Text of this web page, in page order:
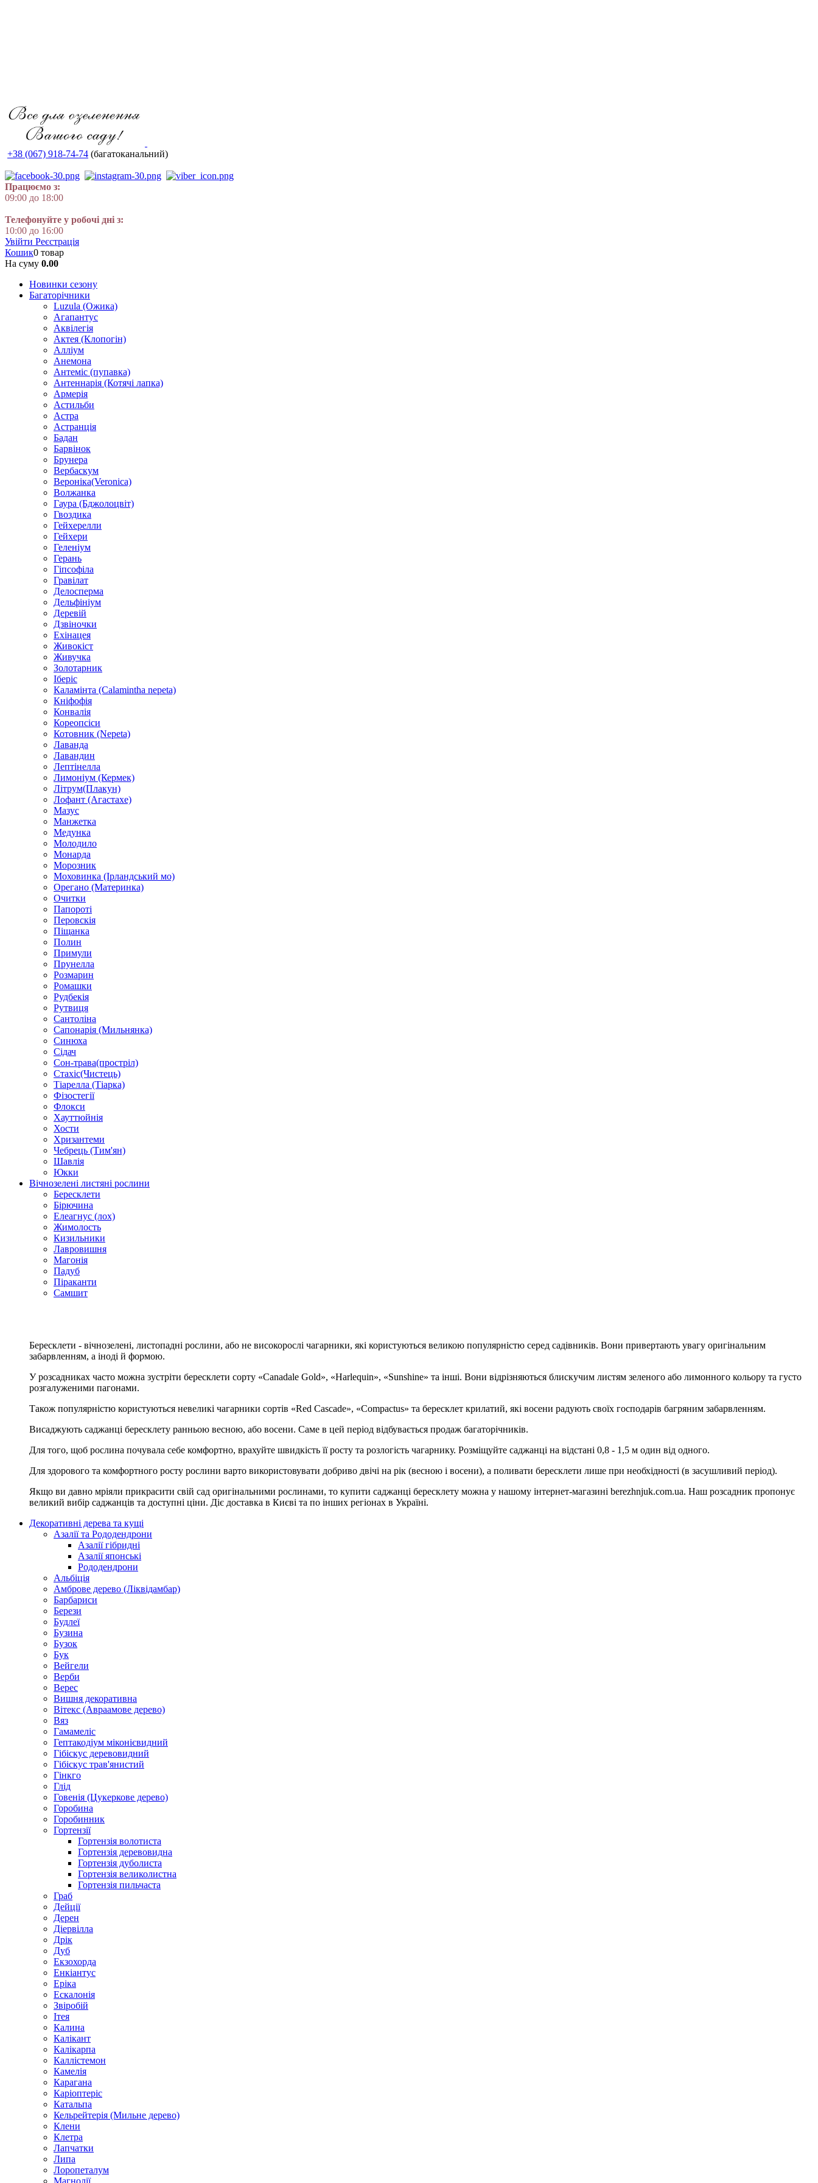
+38 (067) 918-74-74 (багатоканальний)
Працюємо з:
09:00 до 18:00
Телефонуйте у робочі дні з:
10:00 до 16:00
Увійти Реєстрація
Кошик0 товар
На суму 0.00
Новинки сезону
Багаторічники
Luzula (Ожика)
Агапантус
Аквілегія
Актея (Клопогін)
Алліум
Анемона
Антеміс (пупавка)
Антеннарія (Котячі лапка)
Армерія
Астильби
Астра
Астранція
Бадан
Барвінок
Брунера
Вербаскум
Вероніка(Veronica)
Волжанка
Гаура (Бджолоцвіт)
Гвоздика
Гейхерелли
Гейхери
Геленіум
Герань
Гіпсофіла
Гравілат
Делосперма
Дельфініум
Деревій
Дзвіночки
Ехінацея
Живокіст
Живучка
Золотарник
Іберіс
Каламінта (Calamintha nepeta)
Кніфофія
Конвалія
Кореопсіси
Котовник (Nepeta)
Лаванда
Лавандин
Лептінелла
Лимоніум (Кермек)
Літрум(Плакун)
Лофант (Агастахе)
Мазус
Манжетка
Медунка
Молодило
Монарда
Морозник
Моховинка (Ірландський мо)
Орегано (Материнка)
Очитки
Папороті
Перовскія
Піщанка
Полин
Примули
Прунелла
Розмарин
Ромашки
Рудбекія
Рутвиця
Сантоліна
Сапонарія (Мильнянка)
Синюха
Сідач
Сон-трава(простріл)
Стахіс(Чистець)
Тіарелла (Тіарка)
Фізостегії
Флокси
Хауттюйнія
Хости
Хризантеми
Чебрець (Тим'ян)
Шавлія
Юкки
Вічнозелені листяні рослини
Бересклети
Бірючина
Елеагнус (лох)
Жимолость
Кизильники
Лавровишня
Магонія
Падуб
Піраканти
Самшит
Бересклети - вічнозелені, листопадні рослини, або не високорослі чагарники, які користуються великою популярністю серед садівників. Вони привертають увагу оригінальним
забарвленням, а іноді й формою.
У розсадниках часто можна зустріти бересклети сорту «Canadale Gold», «Harlequin», «Sunshine» та інші. Вони відрізняються блискучим листям зеленого або лимонного кольору та густо
розгалуженими пагонами.
Також популярністю користуються невеликі чагарники сортів «Red Cascade», «Compactus» та бересклет крилатий, які восени радують своїх господарів багряним забарвленням.
Висаджують саджанці бересклету ранньою весною, або восени. Саме в цей період відбувається продаж багаторічників.
Для того, щоб рослина почувала себе комфортно, врахуйте швидкість її росту та розлогість чагарнику. Розміщуйте саджанці на відстані 0,8 - 1,5 м один від одного.
Для здорового та комфортного росту рослини варто використовувати добриво двічі на рік (весною і восени), а поливати бересклети лише при необхідності (в засушливий період).
Якщо ви давно мріяли прикрасити свій сад оригінальними рослинами, то купити саджанці бересклету можна у нашому інтернет-магазині berezhnjuk.com.ua. Наш розсадник пропонує
великий вибір саджанців та доступні ціни. Діє доставка в Києві та по інших регіонах в Україні.
Декоративні дерева та кущі
Азалії та Рододендрони
Азалії гібридні
Азалії японські
Рододендрони
Альбіція
Амброве дерево (Ліквідамбар)
Барбариси
Берези
Будлеї
Бузина
Бузок
Бук
Вейгели
Верби
Верес
Вишня декоративна
Вітекс (Авраамове дерево)
Вяз
Гамамеліс
Гептакодіум міконієвидний
Гібіскус деревовидний
Гібіскус трав'янистий
Гінкго
Глід
Говенія (Цукеркове дерево)
Горобина
Горобинник
Гортензії
Гортензія волотиста
Гортензія деревовидна
Гортензія дуболиста
Гортензія великолистна
Гортензія пильчаста
Граб
Дейції
Дерен
Діервілла
Дрік
Дуб
Екзохорда
Енкіантус
Еріка
Ескалонія
Звіробій
Ітея
Калина
Калікант
Калікарпа
Каллістемон
Камелія
Карагана
Каріоптеріс
Катальпа
Кельрейтерія (Мильне дерево)
Клени
Клетра
Лапчатки
Липа
Лоропеталум
Магнолії